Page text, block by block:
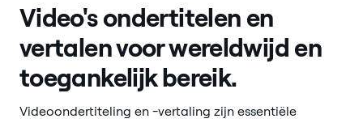
Video's ondertitelen en
vertalen voor wereldwijd en
toegankelijk bereik.
Videoondertiteling en -vertaling zijn essentiële